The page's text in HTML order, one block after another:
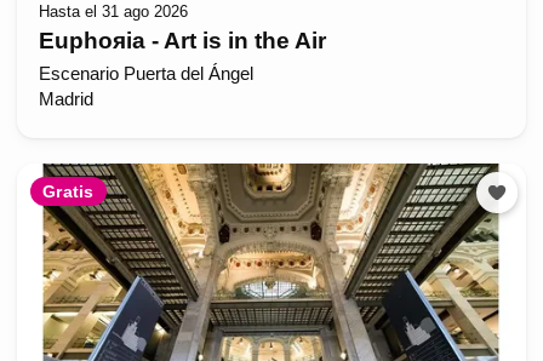
Hasta el 31 ago 2026
Euphoяia - Art is in the Air
Escenario Puerta del Ángel
Madrid
Gratis